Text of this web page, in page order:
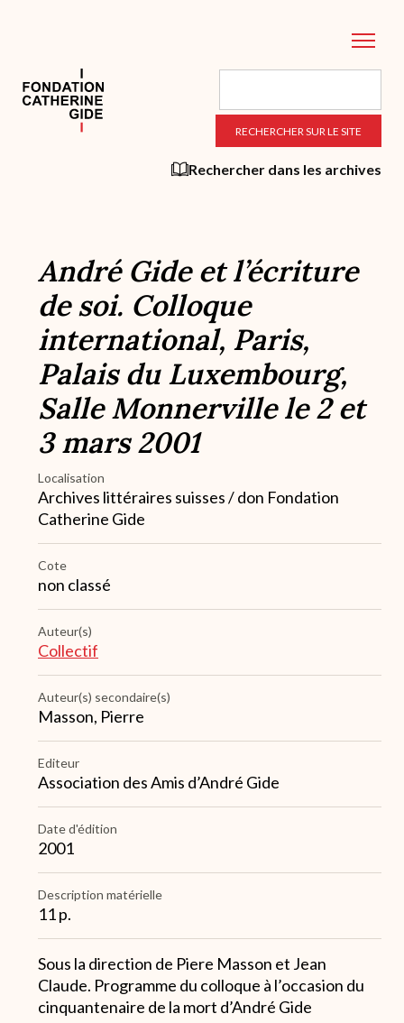
principal
Rechercher dans les archives
André Gide et l’écriture
de soi. Colloque
international, Paris,
Palais du Luxembourg,
Salle Monnerville le 2 et
3 mars 2001
Localisation
Archives littéraires suisses / don Fondation
Catherine Gide
Cote
non classé
Auteur(s)
Collectif
Auteur(s) secondaire(s)
Masson, Pierre
Editeur
Association des Amis d’André Gide
Date d'édition
2001
Description matérielle
11 p.
Note
1
Sous la direction de Piere Masson et Jean
Claude. Programme du colloque à l’occasion du
cinquantenaire de la mort d’André Gide